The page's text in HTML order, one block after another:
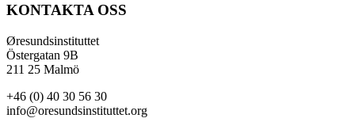
KONTAKTA OSS
Øresundsinstituttet
Östergatan 9B
211 25 Malmö
+46 (0) 40 30 56 30
info@oresundsinstituttet.org